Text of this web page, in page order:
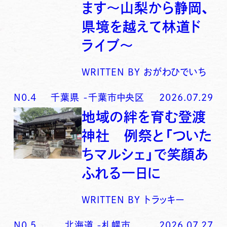
ます〜山梨から静岡、
県境を越えて林道ド
ライブ〜
WRITTEN BY おがわひでいち
N0. 4 千葉県 -千葉市中央区 2026.07.29
地域の絆を育む登渡
神社 例祭と「ついた
ちマルシェ」で笑顔あ
ふれる一日に
WRITTEN BY トラッキー
N0. 5 北海道 -札幌市 2026.07.27